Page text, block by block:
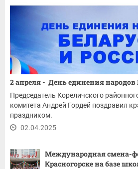
2 апреля - День единения народов
Председатель Кореличского
комитета Андрей Гордей поздравил
праздником.
02.04.2025
Международная смена-
Красногорске на базе